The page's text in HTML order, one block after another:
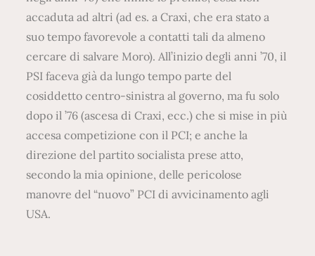
accaduta ad altri (ad es. a Craxi, che era stato a
suo tempo favorevole a contatti tali da almeno
cercare di salvare Moro). All’inizio degli anni ’70, il
PSI faceva già da lungo tempo parte del
cosiddetto centro-sinistra al governo, ma fu solo
dopo il ’76 (ascesa di Craxi, ecc.) che si mise in più
accesa competizione con il PCI; e anche la
direzione del partito socialista prese atto,
secondo la mia opinione, delle pericolose
manovre del “nuovo” PCI di avvicinamento agli
USA.